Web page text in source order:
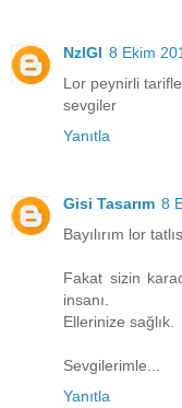
NzlGl 8 Ekim
Lor peynirli
sevgiler
Yanıtla
Gisi Tasarım 8
Bayılırım lor
Fakat sizin
insanı.
Ellerinize sağlık.
Sevgilerimle...
Yanıtla